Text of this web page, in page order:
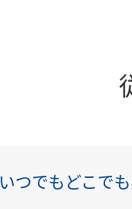
いつでもどこで